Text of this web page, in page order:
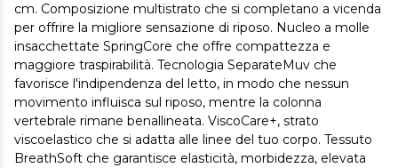
cm. Composizione multistrato che si completano a vicenda
per offrire la migliore sensazione di riposo. Nucleo a molle
insacchettate SpringCore che offre compattezza e
maggiore traspirabilità. Tecnologia SeparateMuv che
favorisce l'indipendenza del letto, in modo che nessun
movimento influisca sul riposo, mentre la colonna
vertebrale rimane benallineata. ViscoCare+, strato
viscoelastico che si adatta alle linee del tuo corpo. Tessuto
BreathSoft che garantisce elasticità, morbidezza, elevata